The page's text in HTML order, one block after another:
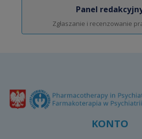
Panel
Zgłaszanie i recenzowanie
KONTO